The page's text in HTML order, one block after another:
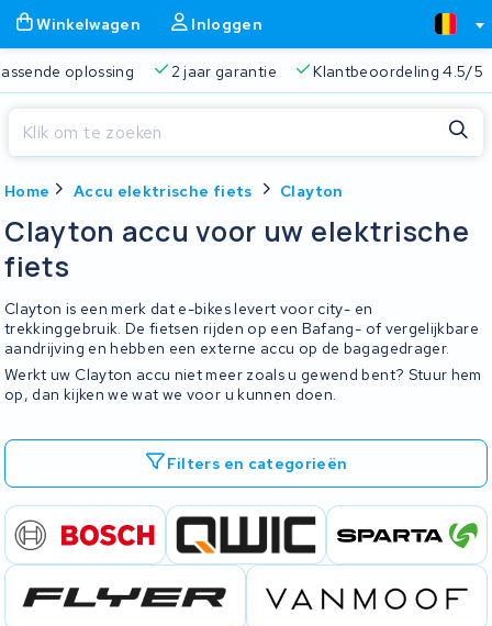
Winkelwagen Inloggen
oplossing 2 jaar garantie Klantbeoordeling 4.5/5
Home Accu elektrische fiets Clayton
Clayton accu voor uw elektrische
fiets
Clayton is een merk dat e-bikes levert voor city- en
trekkinggebruik. De fietsen rijden op een Bafang- of vergelijkbare
aandrijving en hebben een externe accu op de bagagedrager.
Werkt uw Clayton accu niet meer zoals u gewend bent? Stuur hem
op, dan kijken we wat we voor u kunnen doen.
Filters en categorieën
Gratis verzending Altijd een passende oplossing 2
Sluiten
Begin te typen in de zoekbalk om te zoeken